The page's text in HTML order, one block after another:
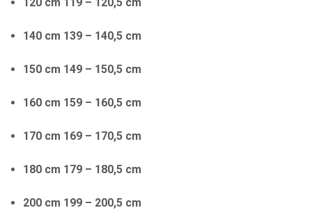
140 cm 139 – 140,5 cm
150 cm 149 – 150,5 cm
160 cm 159 – 160,5 cm
170 cm 169 – 170,5 cm
180 cm 179 – 180,5 cm
200 cm 199 – 200,5 cm